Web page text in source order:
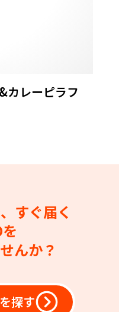
カレーピラフ
すぐ届く
んか？
探す